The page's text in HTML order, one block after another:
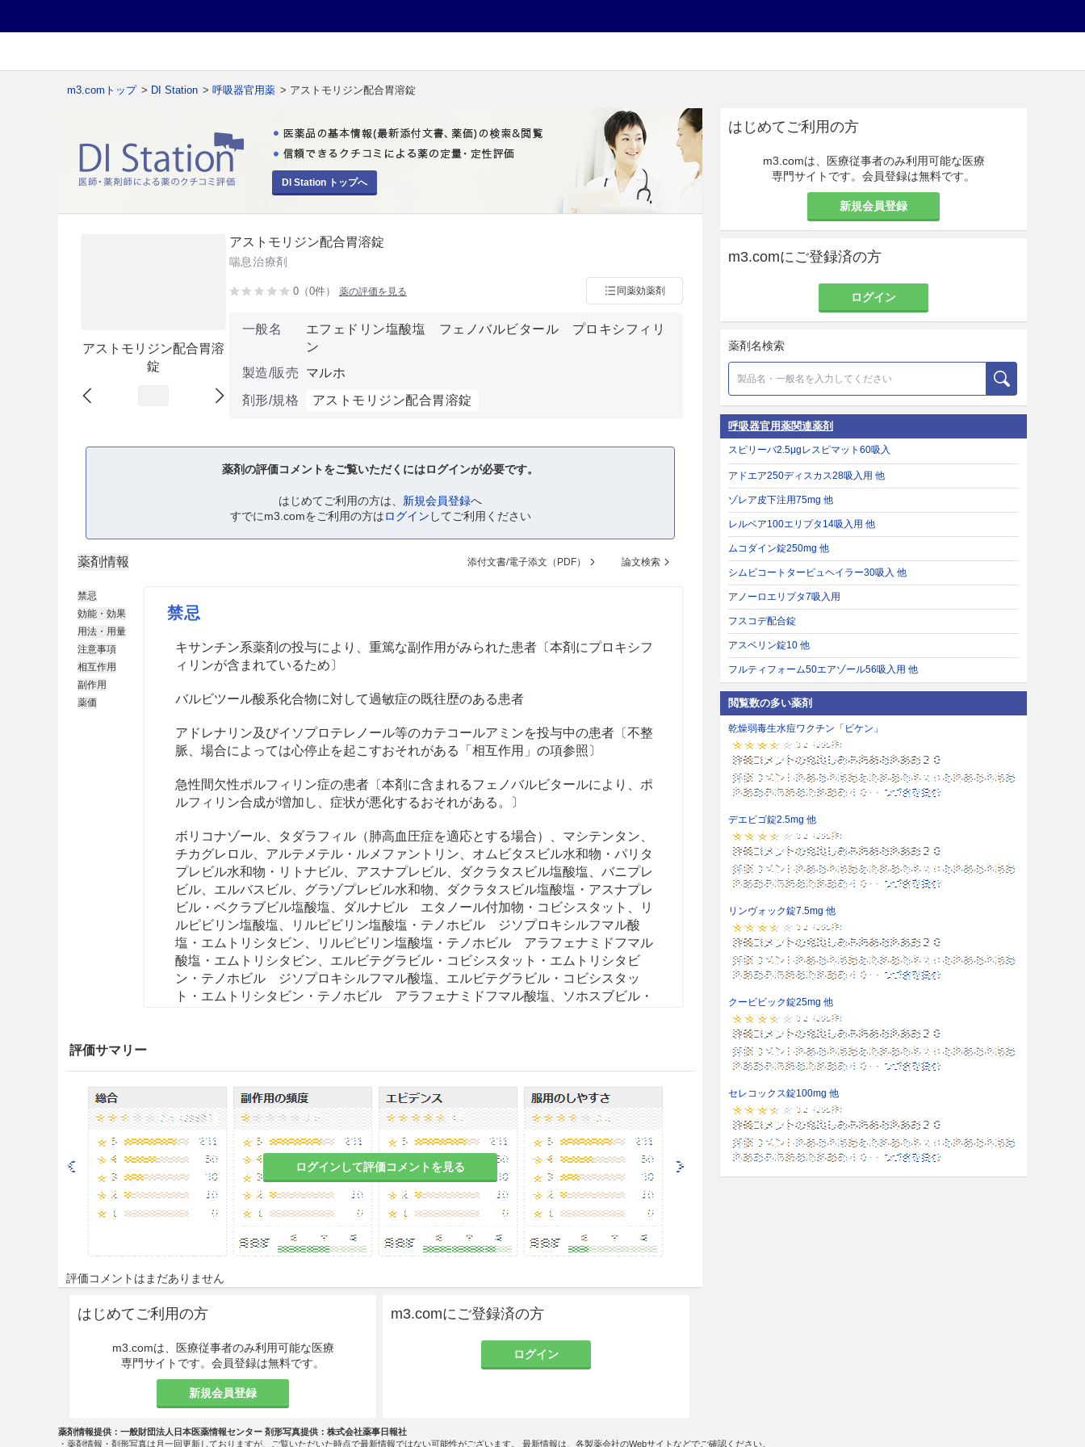
m3.comトップ > DI Station > 呼吸器官用薬 > アストモリジン配合胃溶錠
DI Station トップへ
アストモリジン配合胃溶
錠
アストモリジン配合胃溶錠
喘息治療剤
0（0件） 薬の評価を見る 同薬効薬剤
一般名
エフェドリン塩酸塩 フェノバルビタール プロキシフィリ
ン
製造/販売
マルホ
剤形/規格
アストモリジン配合胃溶錠
薬剤の評価コメントをご覧いただくにはログインが必要です。
はじめてご利用の方は、 新規会員登録へ
すでにm3.comをご利用の方はログイン してご利用ください
薬剤情報 添付文書/電子添文（PDF） 論文検索
禁忌
効能・効果
用法・用量
注意事項
相互作用
副作用
薬価
禁忌
キサンチン系薬剤の投与により、重篤な副作用がみられた患者〔本剤にプロキシフ
ィリンが含まれているため〕
バルビツール酸系化合物に対して過敏症の既往歴のある患者
アドレナリン及びイソプロテレノール等のカテコールアミンを投与中の患者〔不整
脈、場合によっては心停止を起こすおそれがある「相互作用」の項参照〕
急性間欠性ポルフィリン症の患者〔本剤に含まれるフェノバルビタールにより、ポ
ルフィリン合成が増加し、症状が悪化するおそれがある。〕
ボリコナゾール、タダラフィル（肺高血圧症を適応とする場合）、マシテンタン、
チカグレロル、アルテメテル・ルメファントリン、オムビタスビル水和物・パリタ
プレビル水和物・リトナビル、アスナプレビル、ダクラタスビル塩酸塩、バニプレ
ビル、エルバスビル、グラゾプレビル水和物、ダクラタスビル塩酸塩・アスナプレ
ビル・ベクラブビル塩酸塩、ダルナビル エタノール付加物・コビシスタット、リ
ルピビリン塩酸塩、リルピビリン塩酸塩・テノホビル ジソプロキシルフマル酸
塩・エムトリシタビン 、リルピビリン塩酸塩・テノホビル アラフェナミドフマル
酸塩・エムトリシタビン 、エルビテグラビル・コビシスタット・エムトリシタビ
ン・テノホビル ジソプロキシルフマル酸塩、エルビテグラビル・コビシスタッ
ト・エムトリシタビン・テノホビル アラフェナミドフマル酸塩 、ソホスブビル・
効能・効果
下記疾患に伴う咳嗽及び気道閉塞症状
気管支喘息、急性気管支炎、慢性気管支炎
用法・容量
通常成人1回1錠を1日1〜2回経口投与する。
なお、年齢、症状により適宜増減する。
注意事項
重要な基本的注意
心停止を起こすおそれがあるの
で、使用が過度にならないよう注意すること。
眠気、注意力・集中力・反射運動能力等の低下が起こることがあるので、本剤投与
中の患者には自動車の運転等危険を伴う機械の操作に従事させないよう注意するこ
と。
評価サマリー
ログインして評価コメントを見る
評価コメントはまだありません
はじめてご利用の方
m3.comは、医療従事者のみ利用可能な医療
専門サイトです。会員登録は無料です。
新規会員登録
m3.comにご登録済の方
ログイン
はじめてご利用の方
m3.comは、医療従事者のみ利用可能な医療
専門サイトです。会員登録は無料です。
新規会員登録
m3.comにご登録済の方
ログイン
薬剤名検索
呼吸器官用薬関連薬剤
スピリーバ2.5μgレスピマット60吸入
アドエア250ディスカス28吸入用 他
ゾレア皮下注用75mg 他
レルベア100エリプタ14吸入用 他
ムコダイン錠250mg 他
シムビコートタービュヘイラー30吸入 他
アノーロエリプタ7吸入用
フスコデ配合錠
アスベリン錠10 他
フルティフォーム50エアゾール56吸入用 他
閲覧数の多い薬剤
乾燥弱毒生水痘ワクチン「ビケン」
デエビゴ錠2.5mg 他
リンヴォック錠7.5mg 他
クービビック錠25mg 他
セレコックス錠100mg 他
薬剤情報提供：一般財団法人日本医薬情報センター 剤形写真提供：株式会社薬事日報社
・薬剤情報・剤形写真は月一回更新しておりますが、ご覧いただいた時点で最新情報ではない可能性がございます。 最新情報は、各製薬会社のWebサイトなどでご確認ください。